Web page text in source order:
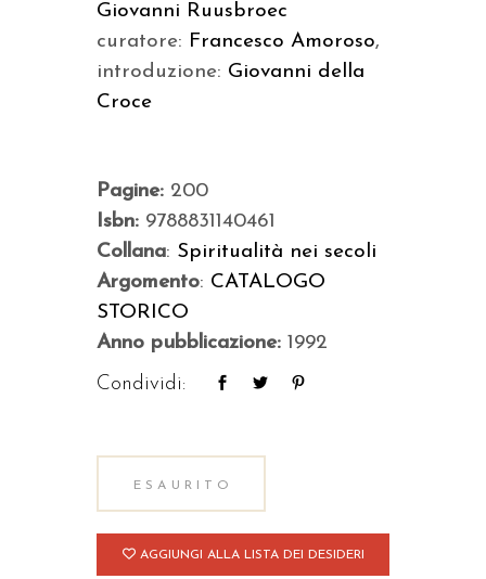
Giovanni Ruusbroec
curatore: Francesco Amoroso,
introduzione: Giovanni della
Croce
Pagine: 200
Isbn: 9788831140461
Collana: Spiritualità nei secoli
Argomento: CATALOGO
STORICO
Anno pubblicazione: 1992
Condividi:
ESAURITO
AGGIUNGI ALLA LISTA DEI DESIDERI